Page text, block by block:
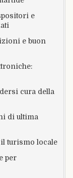
e
e buon
cura della
di ultima
il turismo locale
per